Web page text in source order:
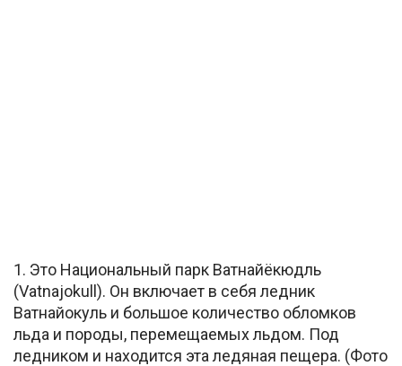
1. Это Национальный парк Ватнайёкюдль
(Vatnajokull). Он включает в себя ледник
Ватнайокуль и большое количество обломков
льда и породы, перемещаемых льдом. Под
ледником и находится эта ледяная пещера. (Фото